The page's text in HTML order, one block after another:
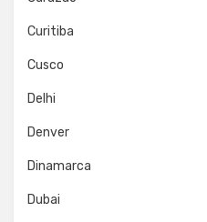
Curitiba
Cusco
Delhi
Denver
Dinamarca
Dubai